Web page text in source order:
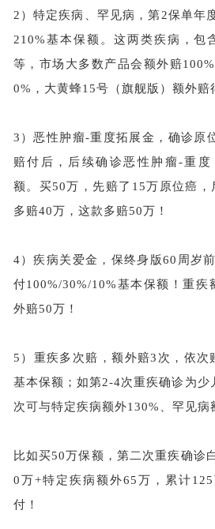
2）特定疾病、罕见病，第2保单年
210%基本保额。这两类疾病，包
等，市场大多数产品会额外赔
0%，大黄蜂15号（旗舰版）额外赔
3）恶性肿瘤-重度拓展金，确诊原
赔付后，后续确诊恶性肿瘤-重度
额。买50万，先赔了15万原位癌，
多赔40万，这款多赔50万！
4）疾病关爱金，保终身版60周岁
付100%/30%/10%基本保额！重疾
外赔50万！
5） 重疾多次赔，额外赔3次，依次
基本保额；如第2-4次重疾确诊为少
次可与特定疾病额外130%、罕见病
比如买50万保额，第二次重疾确诊
0万+特定疾病额外65万，累计
付！